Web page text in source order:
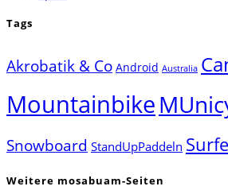
Tags
Akrobatik & Co Android Australia
Mountainbike
Snowboard StandUpPaddeln
Weitere mosabuam-Seiten